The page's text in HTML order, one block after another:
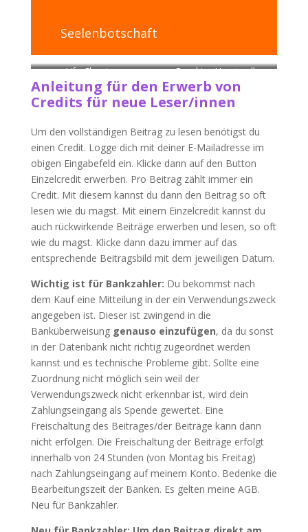
Seelenbotschaft
Life-Clearing Breaking Heartwall
Anleitung für den Erwerb von
Credits für neue Leser/innen
Um den vollständigen Beitrag zu lesen benötigst du
einen Credit. Logge dich mit deiner E-Mailadresse im
obigen Eingabefeld ein. Klicke dann auf den Button
Einzelcredit erwerben. Pro Beitrag zählt immer ein
Credit. Mit diesem kannst du dann den Beitrag so oft
lesen wie du magst. Mit einem Einzelcredit kannst du
auch rückwirkende Beiträge erwerben und lesen, so oft
wie du magst. Klicke dann dazu immer auf das
entsprechende Beitragsbild mit dem jeweiligen Datum.
Wichtig ist für Bankzahler: Du bekommst nach
dem Kauf eine Mitteilung in der ein Verwendungszweck
angegeben ist. Dieser ist zwingend in die
Banküberweisung genauso einzufügen, da du sonst
in der Datenbank nicht richtig zugeordnet werden
kannst und es technische Probleme gibt. Sollte eine
Zuordnung nicht möglich sein weil der
Verwendungszweck nicht erkennbar ist, wird dein
Zahlungseingang als Spende gewertet. Eine
Freischaltung des Beitrages/der Beiträge kann dann
nicht erfolgen. Die Freischaltung der Beiträge erfolgt
innerhalb von 24 Stunden (von Montag bis Freitag)
nach Zahlungseingang auf meinem Konto. Bedenke die
Bearbeitungszeit der Banken. Es gelten meine AGB.
Neu für Bankzahler.